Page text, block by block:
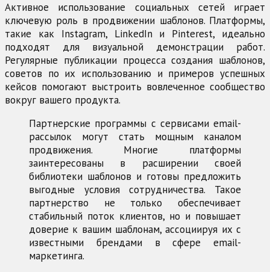
Активное использование социальных сетей играет
ключевую роль в продвижении шаблонов. Платформы,
такие как Instagram, LinkedIn и Pinterest, идеально
подходят для визуальной демонстрации работ.
Регулярные публикации процесса создания шаблонов,
советов по их использованию и примеров успешных
кейсов помогают выстроить вовлеченное сообщество
вокруг вашего продукта.
Партнерские программы с сервисами email-
рассылок могут стать мощным каналом
продвижения. Многие платформы
заинтересованы в расширении своей
библиотеки шаблонов и готовы предложить
выгодные условия сотрудничества. Такое
партнерство не только обеспечивает
стабильный поток клиентов, но и повышает
доверие к вашим шаблонам, ассоциируя их с
известными брендами в сфере email-
маркетинга.